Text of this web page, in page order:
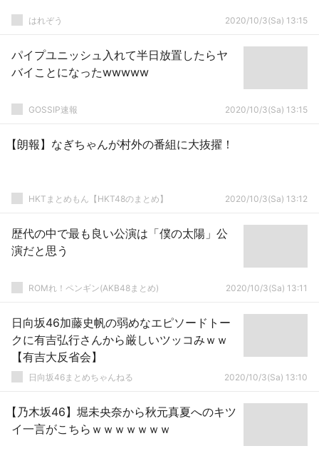
はれぞう 2020/10/3(Sa) 13:15
パイプユニッシュ入れて半日放置したらヤ
バイことになったwwwww
GOSSIP速報 2020/10/3(Sa) 13:15
【朗報】なぎちゃんが村外の番組に大抜擢！
HKTまとめもん【HKT48のまとめ】 2020/10/3(Sa) 13:12
歴代の中で最も良い公演は「僕の太陽」公
演だと思う
ROMれ！ペンギン(AKB48まとめ) 2020/10/3(Sa) 13:11
日向坂46加藤史帆の弱めなエピソードトー
クに有吉弘行さんから厳しいツッコみｗｗ
【有吉大反省会】
日向坂46まとめちゃんねる 2020/10/3(Sa) 13:10
【乃木坂46】堀未央奈から秋元真夏へのキツ
イ一言がこちらｗｗｗｗｗｗｗ